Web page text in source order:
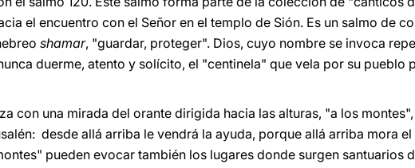
el encuentro con el Señor en el templo de Sión. Es un salmo de
shamar, "guardar, proteger". Dios, cuyo nombre se invoca
duerme, atento y solícito, el "centinela" que vela por su pueblo
con una mirada del orante dirigida hacia las alturas, "a los
desde allá arriba le vendrá la ayuda, porque allá arriba mora
pueden evocar también los lugares donde surgen santuarios